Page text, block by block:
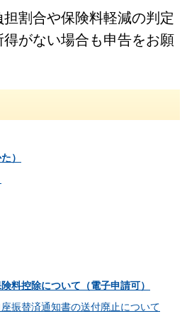
割合や保険料軽減の判定
がない場合も申告をお願
）
料控除について（電子申請可）
振替済通知書の送付廃止について